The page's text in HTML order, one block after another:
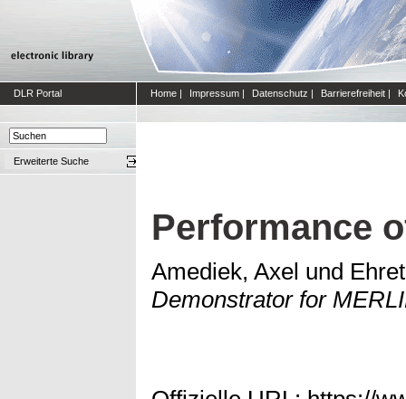
DLR Portal Home | Impressum | Datenschutz | Barrierefreiheit |
Erweiterte Suche
Performance
Amediek, Axel und
Demonstrator for